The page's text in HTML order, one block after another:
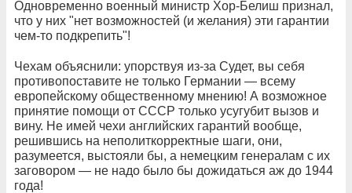
Одновременно военный министр Хор-Белиш признал,
что у них "нет возможностей (и желания) эти гарантии
чем-то подкрепить"!
Чехам объяснили: упорствуя из-за Судет, вы себя
противопоставите не только Германии — всему
европейскому общественному мнению! А возможное
принятие помощи от СССР только усугубит вызов и
вину. Не имей чехи английских гарантий вообще,
решившись на неполиткорректные шаги, они,
разумеется, выстояли бы, а немецким генералам с их
заговором — не надо было бы дожидаться аж до 1944
года!